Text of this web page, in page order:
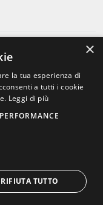
Policy
×
la tua esperienza di
a tutti i cookie
Leggi di più
PERFORMANCE
RIFIUTA TUTTO